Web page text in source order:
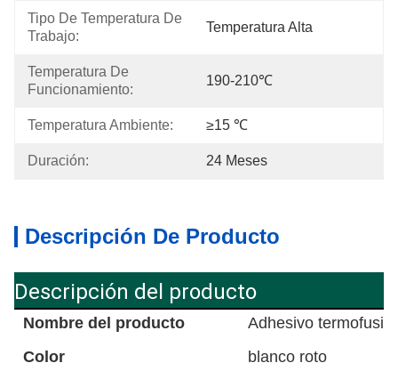
Tipo De Temperatura De
Trabajo:
Temperatura Alta
Temperatura De
Funcionamiento:
190-210℃
Temperatura Ambiente: ≥15 ℃
Duración: 24 Meses
Descripción De Producto
Descripción del producto
Nombre del producto
Adhesivo
Color
blanco roto